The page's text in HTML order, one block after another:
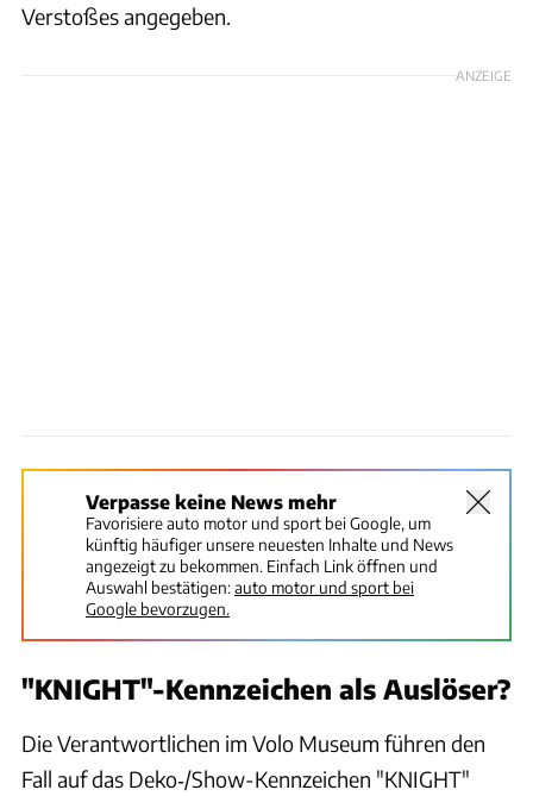
Verstoßes angegeben.
ANZEIGE
Verpasse keine News mehr
Favorisiere auto motor und sport bei Google, um
künftig häufiger unsere neuesten Inhalte und News
angezeigt zu bekommen. Einfach Link öffnen und
Auswahl bestätigen:auto motor und sport bei
Google bevorzugen.
"KNIGHT"-Kennzeichen als Auslöser?
Die Verantwortlichen im Volo Museum führen den
Fall auf das Deko‑/Show-Kennzeichen "KNIGHT"